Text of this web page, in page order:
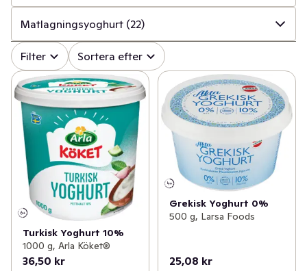
✓ Alla (1362)
✓ (414)
✓ Mjölk (100)
✓ Matlagningsmejeri (112)
✓ Filmjölk & Yoghurt (249)
✓ Smör & margarin (69)
Juice & fruktdryck (192)
✓ Ägg & jäst (22)
✓ Växtbaserat
Matlagningsyoghurt (22)
✓ Alla (112)
✓ Creme Fraiche (38)
✓ Vispgrädde (23)
✓ Matlagningsgrädde (17)
✓ Spraygrädde (1)
✓ Kaffegrädde (2)
✓ Matlagningsyoghurt
✓ Gräddfil
Filter Sortera efter
Turkisk Yoghurt 10%
1000 g, Arla Köket®
36,50 kr
Grekisk Yoghurt 0%
500 g, Larsa Foods
25,08 kr